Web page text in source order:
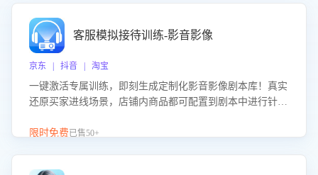
客服模拟接待训练-影音影像
京东 | 抖音 | 淘宝
一键激活专属训练，即刻生成定制化影音影像剧本库！真实
还原买家进线场景，店铺内商品都可配置到剧本中进行针对
击 “立即开通”，快速获取影音影像类目剧本，一键开启客服
限时免费已售50+